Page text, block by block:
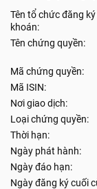
Tên tổ chức đăng
khoán:
Tên chứng quyền:
Mã chứng quyền:
Mã ISIN:
Nơi giao dịch:
Loại chứng quyền:
Thời hạn:
Ngày phát hành:
Ngày đáo hạn:
Ngày đăng ký cuối